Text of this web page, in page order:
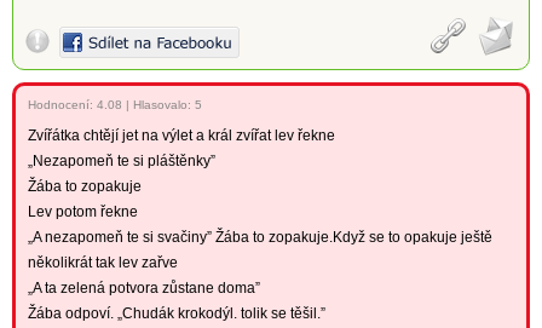
Hodnocení: 4.08 | Hlasovalo: 5
Zvířátka chtějí jet na výlet a král zvířat lev řekne
„Nezapomeň te si pláštěnky”
Žába to zopakuje
Lev potom řekne
„A nezapomeň te si svačiny” Žába to zopakuje.Když se to opakuje ještě
několikrát tak lev zařve
„A ta zelená potvora zůstane doma”
Žába odpoví. „Chudák krokodýl. tolik se těšil.”